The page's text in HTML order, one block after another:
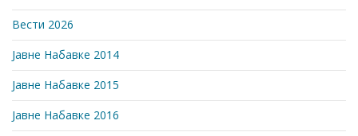
Вести 2026
Јавне Набавке 2014
Јавне Набавке 2015
Јавне Набавке 2016